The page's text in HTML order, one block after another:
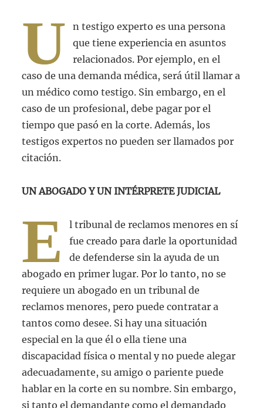
U
n testigo experto es una persona
que tiene experiencia en asuntos
relacionados. Por ejemplo, en el
caso de una demanda médica, será útil llamar a
un médico como testigo. Sin embargo, en el
caso de un profesional, debe pagar por el
tiempo que pasó en la corte. Además, los
testigos expertos no pueden ser llamados por
citación.
UN ABOGADO Y UN INTÉRPRETE JUDICIAL
E
l tribunal de reclamos menores en sí
fue creado para darle la oportunidad
de defenderse sin la ayuda de un
abogado en primer lugar. Por lo tanto, no se
requiere un abogado en un tribunal de
reclamos menores, pero puede contratar a
tantos como desee. Si hay una situación
especial en la que él o ella tiene una
discapacidad física o mental y no puede alegar
adecuadamente, su amigo o pariente puede
hablar en la corte en su nombre. Sin embargo,
si tanto el demandante como el demandado